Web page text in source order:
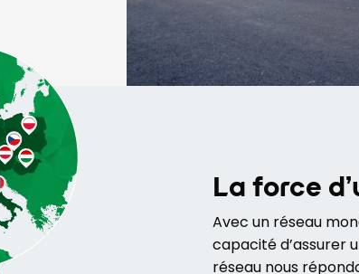
La force
Avec un réseau
capacité d’assurer
réseau nous